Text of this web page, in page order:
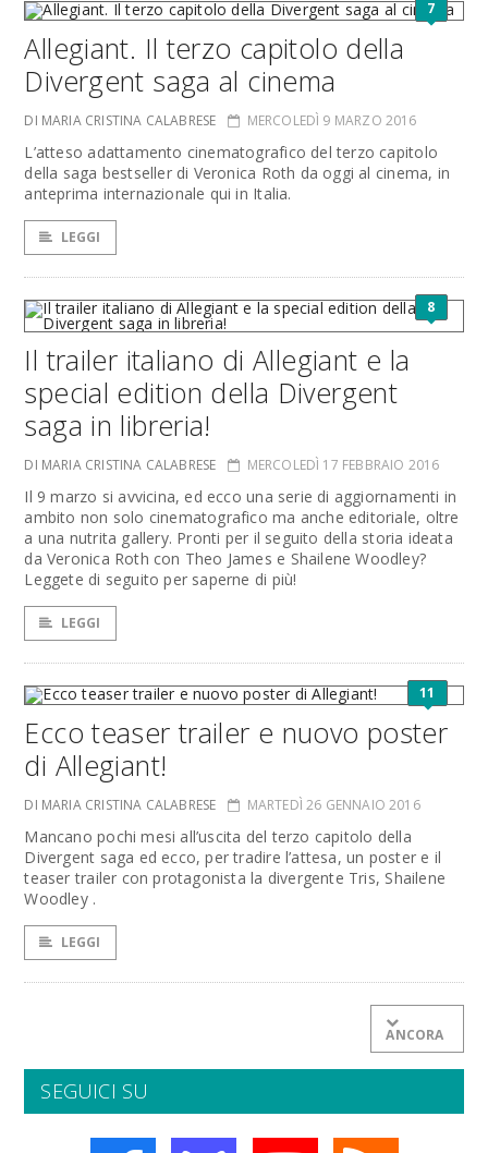
7
Allegiant. Il terzo capitolo della
Divergent saga al cinema
DI MARIA CRISTINA CALABRESE MERCOLEDÌ 9 MARZO 2016
L’atteso adattamento cinematografico del terzo capitolo
della saga bestseller di Veronica Roth da oggi al cinema, in
anteprima internazionale qui in Italia.
LEGGI
8
Il trailer italiano di Allegiant e la
special edition della Divergent
saga in libreria!
DI MARIA CRISTINA CALABRESE MERCOLEDÌ 17 FEBBRAIO 2016
Il 9 marzo si avvicina, ed ecco una serie di aggiornamenti in
ambito non solo cinematografico ma anche editoriale, oltre
a una nutrita gallery. Pronti per il seguito della storia ideata
da Veronica Roth con Theo James e Shailene Woodley?
Leggete di seguito per saperne di più!
LEGGI
11
Ecco teaser trailer e nuovo poster
di Allegiant!
DI MARIA CRISTINA CALABRESE MARTEDÌ 26 GENNAIO 2016
Mancano pochi mesi all’uscita del terzo capitolo della
Divergent saga ed ecco, per tradire l’attesa, un poster e il
teaser trailer con protagonista la divergente Tris, Shailene
Woodley .
LEGGI
ANCORA
SEGUICI SU